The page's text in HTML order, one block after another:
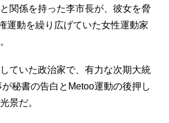
関係を持った李市長が、彼女を脅
運動を繰り広げていた女性運動家
ていた政治家で、有力な次期大統
秘書の告白とMetoo運動の後押し
景だ。